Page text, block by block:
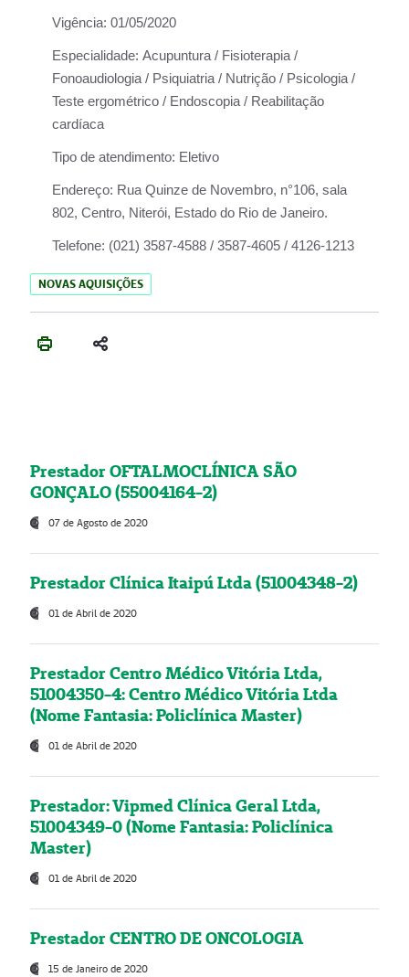
Vigência: 01/05/2020
Especialidade: Acupuntura / Fisioterapia /
Fonoaudiologia / Psiquiatria / Nutrição / Psicologia /
Teste ergométrico / Endoscopia / Reabilitação
cardíaca
Tipo de atendimento: Eletivo
Endereço: Rua Quinze de Novembro, n°106, sala
802, Centro, Niterói, Estado do Rio de Janeiro.
Telefone: (021) 3587-4588 / 3587-4605 / 4126-1213
NOVAS AQUISIÇÕES
Prestador OFTALMOCLÍNICA SÃO
GONÇALO (55004164-2)
07 de Agosto de 2020
Prestador Clínica Itaipú Ltda (51004348-2)
01 de Abril de 2020
Prestador Centro Médico Vitória Ltda,
51004350-4: Centro Médico Vitória Ltda
(Nome Fantasia: Policlínica Master)
01 de Abril de 2020
Prestador: Vipmed Clínica Geral Ltda,
51004349-0 (Nome Fantasia: Policlínica
Master)
01 de Abril de 2020
Prestador CENTRO DE ONCOLOGIA
15 de Janeiro de 2020